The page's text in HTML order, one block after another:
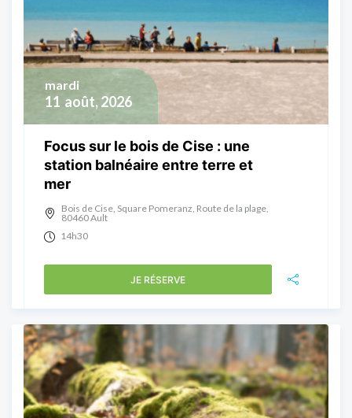
11 août, 2026
mardi
Focus sur le bois de Cise : une
station balnéaire entre terre et
mer
Bois de Cise, Square Pomeranz, Route de la plage,
80460 Ault
14h30
JE RÉSERVE